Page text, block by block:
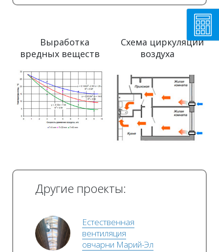
Выработка
вредных веществ
Схема циркуляции
воздуха
Другие проекты:
Естественная
вентиляция
овчарни Марий-Эл